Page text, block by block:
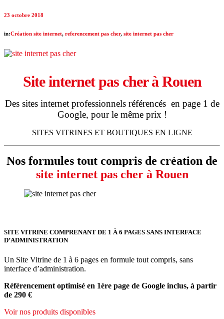
23 octobre 2018
in:Création site internet, referencement pas cher, site internet pas cher
Site internet pas cher à Rouen
Des sites internet professionnels référencés en page 1 de
Google, pour le même prix !
SITES VITRINES ET BOUTIQUES EN LIGNE
Nos formules tout compris de création de
site internet pas cher à Rouen
SITE VITRINE COMPRENANT DE 1 À 6 PAGES SANS INTERFACE
D’ADMINISTRATION
Un Site Vitrine de 1 à 6 pages en formule tout compris, sans
interface d’administration.
Référencement optimisé en 1ère page de Google inclus, à partir
de 290 €
Voir nos produits disponibles